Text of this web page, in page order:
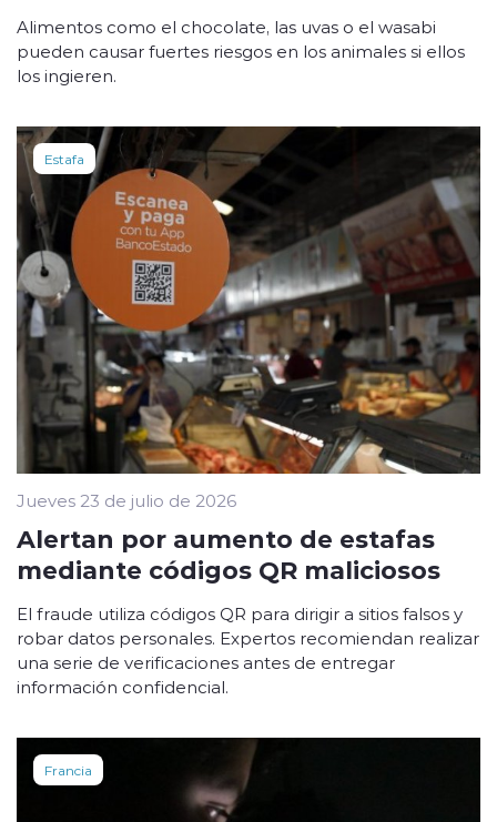
Alimentos como el chocolate, las uvas o el wasabi
pueden causar fuertes riesgos en los animales si ellos
los ingieren.
Estafa
Jueves 23 de julio de 2026
Alertan por aumento de estafas
mediante códigos QR maliciosos
El fraude utiliza códigos QR para dirigir a sitios falsos y
robar datos personales. Expertos recomiendan realizar
una serie de verificaciones antes de entregar
información confidencial.
Francia